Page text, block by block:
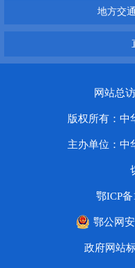
地方交
网站总
版权所有：中
主办单位：中
鄂ICP
鄂公网
政府网站